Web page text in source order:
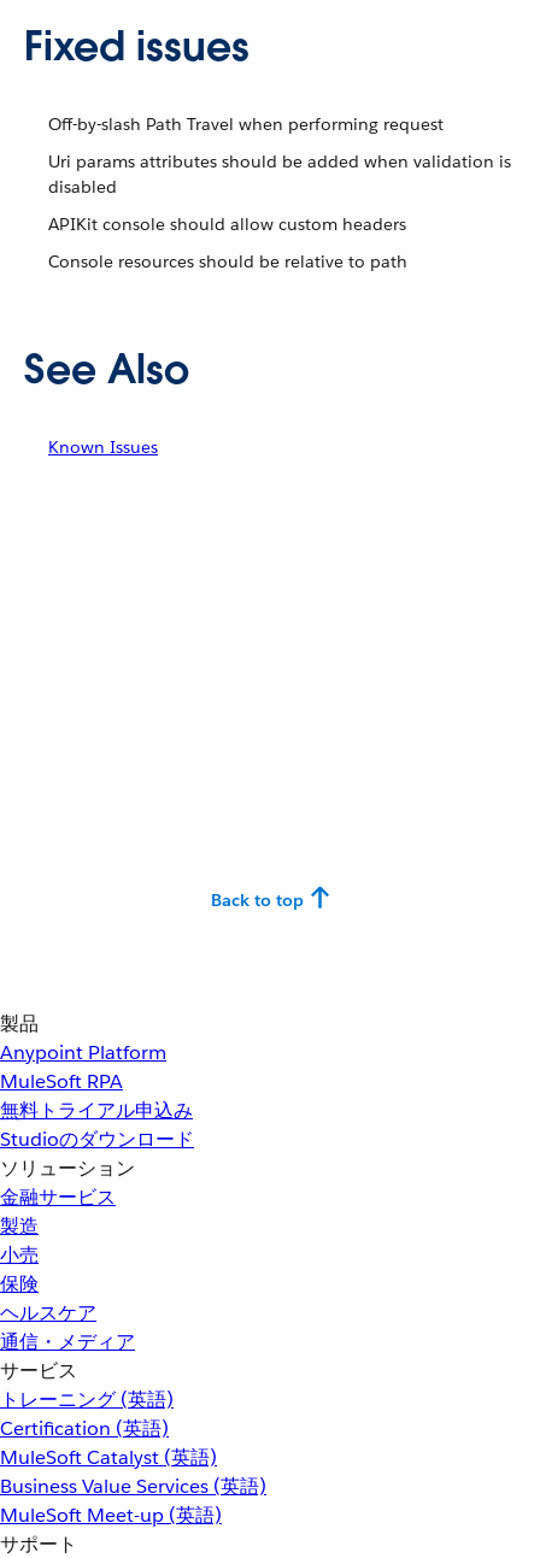
Fixed issues
Off-by-slash Path Travel when performing request
Uri params attributes should be added when validation is
disabled
APIKit console should allow custom headers
Console resources should be relative to path
See Also
Known Issues
Back to top
製品
Anypoint Platform
MuleSoft RPA
無料トライアル申込み
Studioのダウンロード
ソリューション
金融サービス
製造
小売
保険
ヘルスケア
通信・メディア
サービス
トレーニング (英語)
Certification (英語)
MuleSoft Catalyst (英語)
Business Value Services (英語)
MuleSoft Meet-up (英語)
サポート